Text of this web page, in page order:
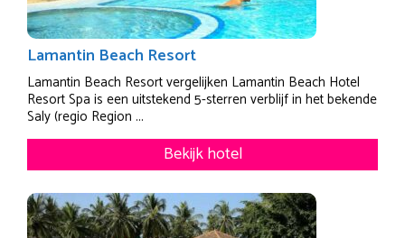
Lamantin Beach Resort
Lamantin Beach Resort vergelijken Lamantin Beach Hotel
Resort Spa is een uitstekend 5-sterren verblijf in het bekende
Saly (regio Region ...
Bekijk hotel